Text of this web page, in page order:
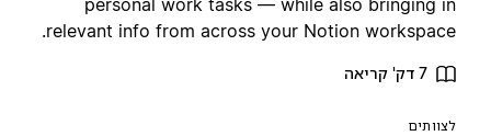
personal work tasks — while also bringing
relevant info from across your Notion